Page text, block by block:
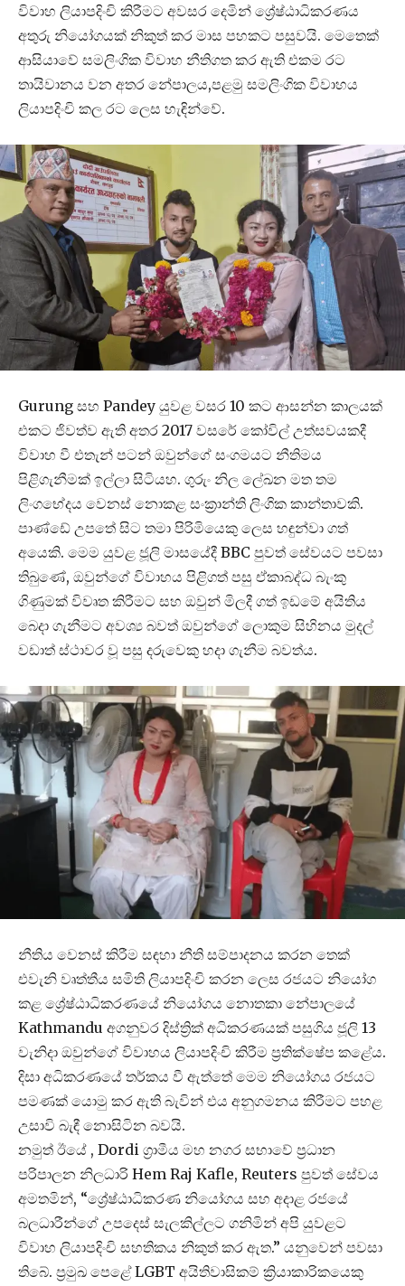
විවාහ ලියාපදිංචි කිරීමට අවසර දෙමින් ශ්‍රේෂ්ඨාධිකරණය
අතුරු නියෝගයක් නිකුත් කර මාස පහකට පසුවයි. මෙතෙක්
ආසියාවේ සමලිංගික විවාහ නීතිගත කර ඇති එකම රට
තායිවානය වන අතර නේපාලය,පළමු සමලිංගික විවාහය
ලියාපදිංචි කල රට ලෙස හැඳින්වේ.
Gurung සහ Pandey යුවළ වසර 10 කට ආසන්න කාලයක්
එකට ජිවත්ව ඇති අතර 2017 වසරේ කෝවිල් උත්සවයකදී
විවාහ වී එතැන් පටන් ඔවුන්ගේ සංගමයට නීතිමය
පිළිගැනීමක් ඉල්ලා සිටියහ. ගුරුං නිල ලේඛන මත තම
ලිංගභේදය වෙනස් නොකළ සංක්‍රාන්ති ලිංගික කාන්තාවකි.
පාණ්ඩේ උපතේ සිට තමා පිරිමියෙකු ලෙස හඳුන්වා ගත්
අයෙකි. මෙම යුවළ ජූලි මාසයේදී BBC පුවත් සේවයට පවසා
තිබුණේ, ඔවුන්ගේ විවාහය පිළිගත් පසු ඒකාබද්ධ බැංකු
ගිණුමක් විවෘත කිරීමට සහ ඔවුන් මිලදී ගත් ඉඩමේ අයිතිය
බෙදා ගැනීමට අවශ්‍ය බවත් ඔවුන්ගේ ලොකුම සිහිනය මුදල්
වඩාත් ස්ථාවර වූ පසු දරුවෙකු හදා ගැනීම බවත්ය.
නීතිය වෙනස් කිරීම සඳහා නීති සම්පාදනය කරන තෙක්
එවැනි වෘත්තීය සමිති ලියාපදිංචි කරන ලෙස රජයට නියෝග
කළ ශ්‍රේෂ්ඨාධිකරණයේ නියෝගය නොතකා නේපාලයේ
Kathmandu අගනුවර දිස්ත්‍රික් අධිකරණයක් පසුගිය ජූලි 13
වැනිදා ඔවුන්ගේ විවාහය ලියාපදිංචි කිරීම ප්‍රතික්ෂේප කළේය.
දිසා අධිකරණයේ තර්කය වී ඇත්තේ මෙම නියෝගය රජයට
පමණක් යොමු කර ඇති බැවින් එය අනුගමනය කිරීමට පහළ
උසාවි බැඳී නොසිටින බවයි.
නමුත් ඊයේ , Dordi ග්‍රාමීය මහ නගර සභාවේ ප්‍රධාන
පරිපාලන නිලධාරි Hem Raj Kafle, Reuters පුවත් සේවය
අමතමින්, “ශ්‍රේෂ්ඨාධිකරණ නියෝගය සහ අදාළ රජයේ
බලධාරීන්ගේ උපදෙස් සැලකිල්ලට ගනිමින් අපි යුවළට
විවාහ ලියාපදිංචි සහතිකය නිකුත් කර ඇත.” යනුවෙන් පවසා
තිබේ. ප්‍රමුඛ පෙළේ LGBT අයිතිවාසිකම් ක්‍රියාකාරිකයෙකු